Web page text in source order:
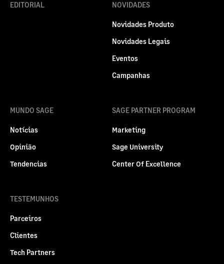
EDITORIAL NOVIDADES
Novidades Produto
Novidades Legais
Eventos
Campanhas
MUNDO SAGE
Notícias
Opinião
Tendencias
SAGE PARTNER PROGRAM
Marketing
Sage University
Center Of Excellence
TESTEMUNHOS
Parceiros
Clientes
Tech Partners